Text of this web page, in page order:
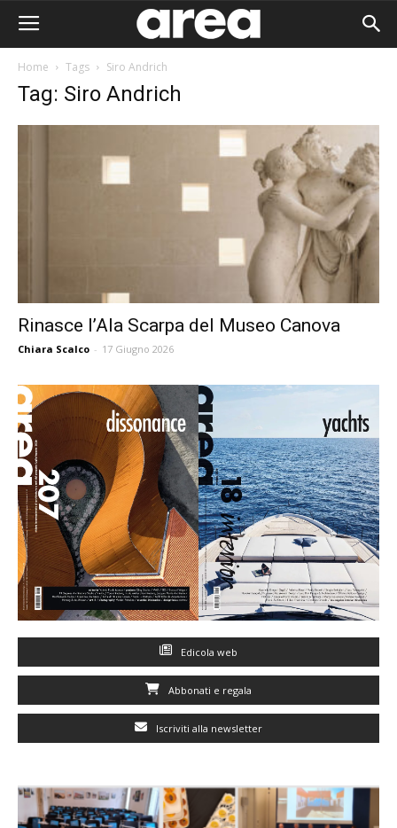
Home Tags Siro Andrich
Tag: Siro Andrich
Rinasce l’Ala Scarpa del Museo Canova
Chiara Scalco - 17 Giugno 2026
Edicola web
Abbonati e regala
Iscriviti alla newsletter